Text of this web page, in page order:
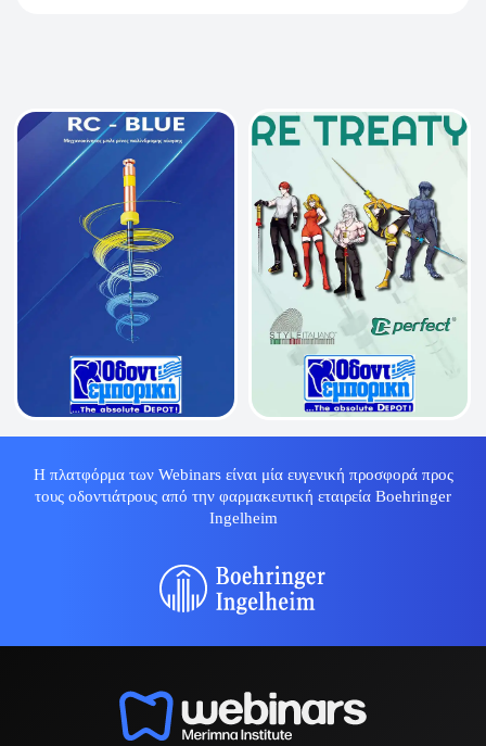
Η πλατφόρμα των Webinars είναι μία ευγενική προσφορά προς
τους οδοντιάτρους από την φαρμακευτική εταιρεία Boehringer
Ingelheim